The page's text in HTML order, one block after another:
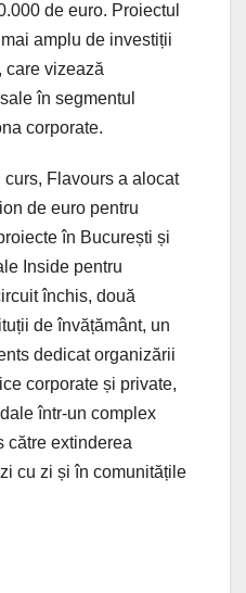
de euro. Proiectul
amplu de investiții
care vizează
în segmentul
corporate.
Flavours a alocat
de euro pentru
în București și
Inside pentru
închis, două
de învățământ, un
dedicat organizării
corporate și private,
într-un complex
către extinderea
cu zi și în comunitățile